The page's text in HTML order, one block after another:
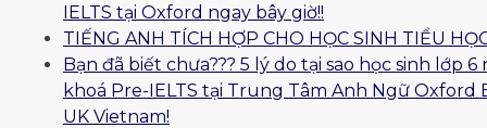
IELTS tại Oxford ngay bây giờ!!
TIẾNG ANH TÍCH HỢP CHO HỌC SINH TIỂU
Bạn đã biết chưa??? 5 lý do tại sao học sinh lớp 6
khoá Pre-IELTS tại Trung Tâm Anh Ngữ Oxford
UK Vietnam!